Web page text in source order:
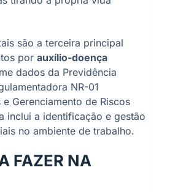
são a terceira principal
por auxílio-doença
dados da Previdência
NR-01
Gerenciamento de Riscos
inclui a identificação e gestão
no ambiente de trabalho.
FAZER NA